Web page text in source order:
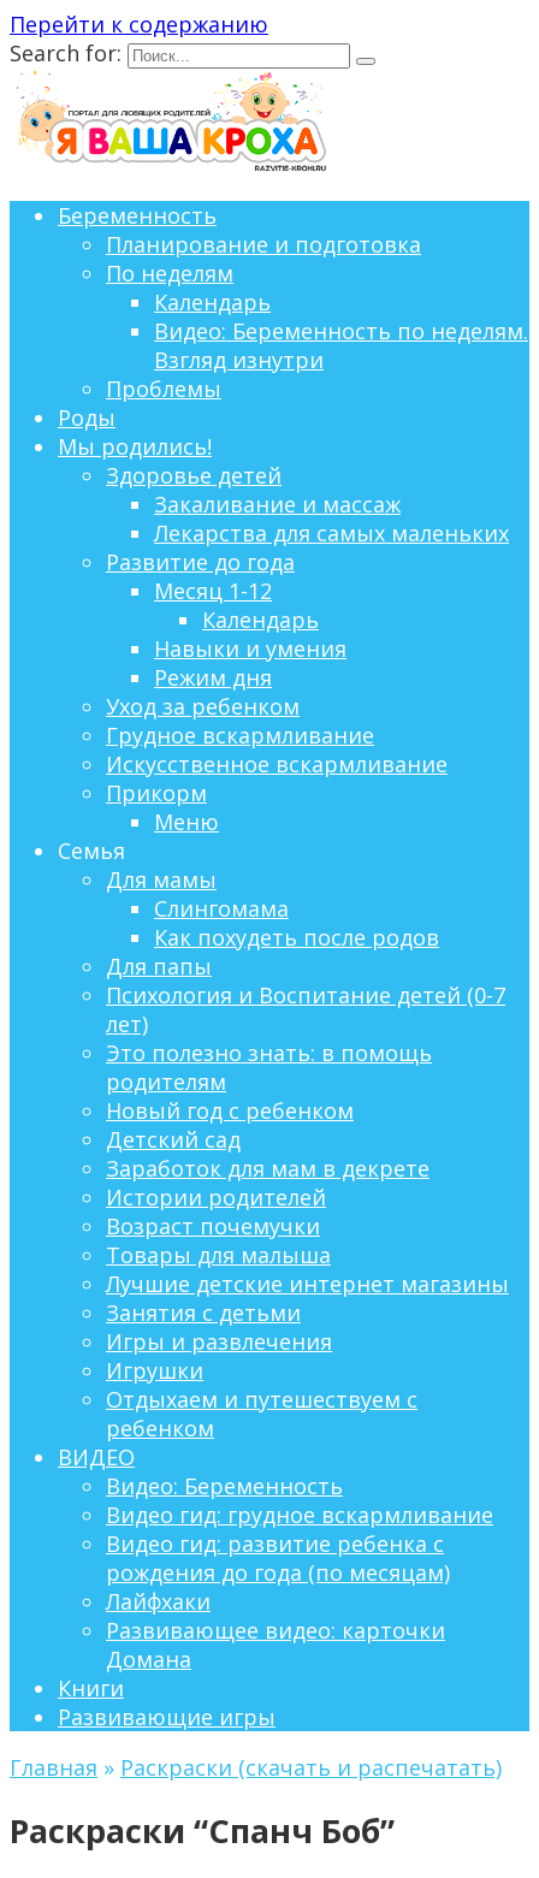
Перейти к содержанию
Search for:
Беременность
Планирование и подготовка
По неделям
Календарь
Видео: Беременность по неделям.
Взгляд изнутри
Проблемы
Роды
Мы родились!
Здоровье детей
Закаливание и массаж
Лекарства для самых маленьких
Развитие до года
Месяц 1-12
Календарь
Навыки и умения
Режим дня
Уход за ребенком
Грудное вскармливание
Искусственное вскармливание
Прикорм
Меню
Семья
Для мамы
Слингомама
Как похудеть после родов
Для папы
Психология и Воспитание детей (0-7
лет)
Это полезно знать: в помощь
родителям
Новый год с ребенком
Детский сад
Заработок для мам в декрете
Истории родителей
Возраст почемучки
Товары для малыша
Лучшие детские интернет магазины
Занятия с детьми
Игры и развлечения
Игрушки
Отдыхаем и путешествуем с
ребенком
ВИДЕО
Видео: Беременность
Видео гид: грудное вскармливание
Видео гид: развитие ребенка с
рождения до года (по месяцам)
Лайфхаки
Развивающее видео: карточки
Домана
Книги
Развивающие игры
Главная » Раскраски (скачать и распечатать)
Раскраски “Спанч Боб”